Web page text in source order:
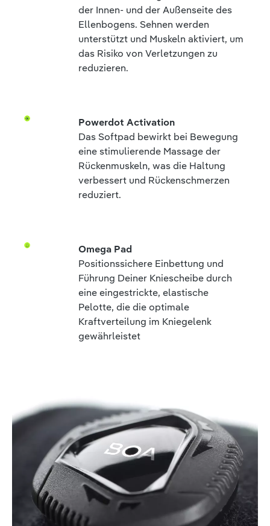
der Innen- und der Außenseite des
Ellenbogens. Sehnen werden
unterstützt und Muskeln aktiviert, um
das Risiko von Verletzungen zu
reduzieren.
Powerdot Activation
Das Softpad bewirkt bei Bewegung
eine stimulierende Massage der
Rückenmuskeln, was die Haltung
verbessert und Rückenschmerzen
reduziert.
Omega Pad
Positionssichere Einbettung und
Führung Deiner Kniescheibe durch
eine eingestrickte, elastische
Pelotte, die die optimale
Kraftverteilung im Kniegelenk
gewährleistet